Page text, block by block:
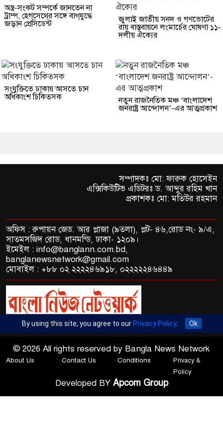
অস্ত্র-সংকট সম্পর্কে জানতেন না
ট্রাম্প, হেগসেথের সঙ্গে বাগ্‌যুদ্ধে
জড়ান প্রেসিডেন্ট
জুলাই জাতীয় সনদ ও গণভোটের
রায় বাস্তবায়নে লংমার্চের ঘোষণা ১১-
দলীয় ঐক্যের
সংযুক্তিতে ঢাকায় আসতে চান
অধিকাংশ চিকিত্সক
নতুন রাজনৈতিক মঞ্চ ‘বাংলাদেশ
জনরাষ্ট্র আন্দোলন’-এর আত্মপ্রকাশ
সম্পাদকঃ মো: ফারুক হোসেইন
এক্সিকিউটিভ এডিটরঃ ড. আব্দুর রহিম খান
প্রকাশকঃ মো: মতিউর রহমান
অফিস : রুপায়ন জেড. আর প্লাজা (৯তলা), প্লট- ৪৬,রোড নং- ৯/এ,
সাতমসজিদ রোড, ধানমন্ডি, ঢাকা- ১২০৯।
ইমেইল : info@banglann.com.bd,
banglanewsnetwork@gmail.com
মোবাইল : +৮৮ ০২ ২২২২৪৬৯১৮, ০২২২২২৪৬৪৪৯
© 2026 All rights reserved by Bangla News Network
About Us Contact Us Conditions
Privacy &
Policy
Developed BY Apcom Group
By using this site, you agree to our Privacy Policy. Ok